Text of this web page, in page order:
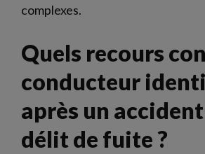
complexes.
Quels recours
conducteur
après un
délit de fuite ?